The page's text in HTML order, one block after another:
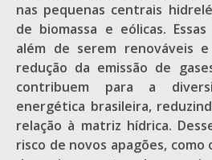
nas pequenas centrais
de biomassa e eólicas.
além de serem renováveis
redução da emissão de
contribuem para a
energética brasileira,
relação à matriz hídrica.
risco de novos apagões, como